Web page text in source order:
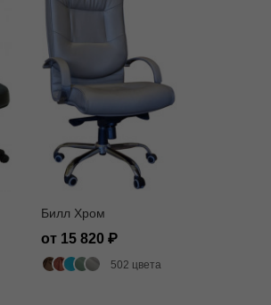
Билл Хром
от 15 820
502 цвета